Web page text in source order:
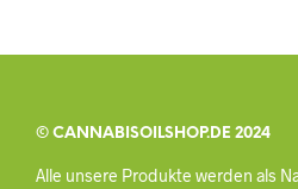
© CANNABISOILSHOP.DE 2024
Alle unsere Produkte werden als